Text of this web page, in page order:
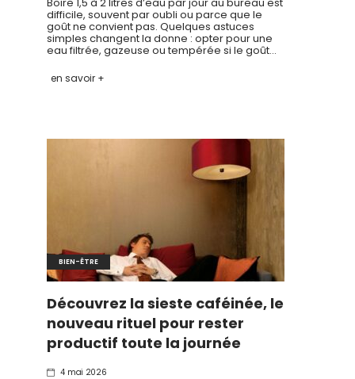
difficile, souvent par oubli ou parce que le
goût ne convient pas. Quelques astuces
simples changent la donne : opter pour une
eau filtrée, gazeuse ou tempérée si le goût…
en savoir +
BIEN-ÊTRE
Découvrez la sieste caféinée, le
nouveau rituel pour rester
productif toute la journée
4 mai 2026